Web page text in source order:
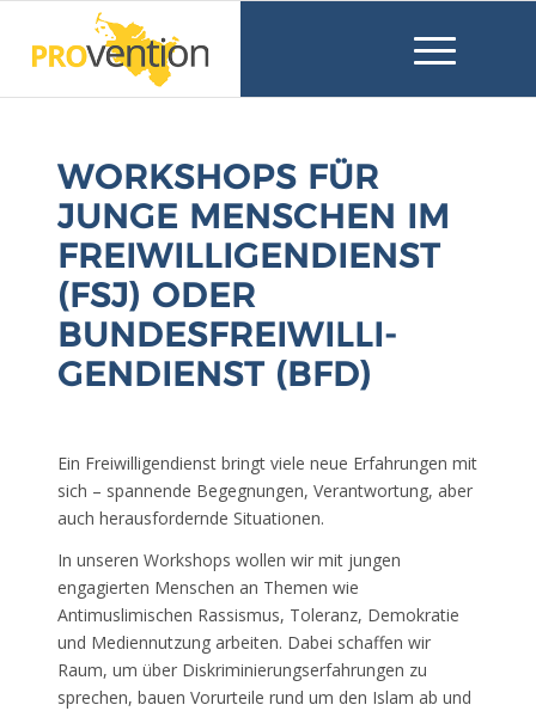
WORKSHOPS FÜR
JUNGE MENSCHEN IM
FREIWILLIGENDIENST
(FSJ) ODER
BUNDESFREIWILLI­
GENDIENST (BFD)
Ein Freiwilligendienst bringt viele neue Erfahrungen mit
sich – spannende Begegnungen, Verantwortung, aber
auch herausfordernde Situationen.
In unseren Workshops wollen wir mit jungen
engagierten Menschen an Themen wie
Antimuslimischen Rassismus, Toleranz, Demokratie
und Mediennutzung arbeiten. Dabei schaffen wir
Raum, um über Diskriminierungserfahrungen zu
sprechen, bauen Vorurteile rund um den Islam ab und